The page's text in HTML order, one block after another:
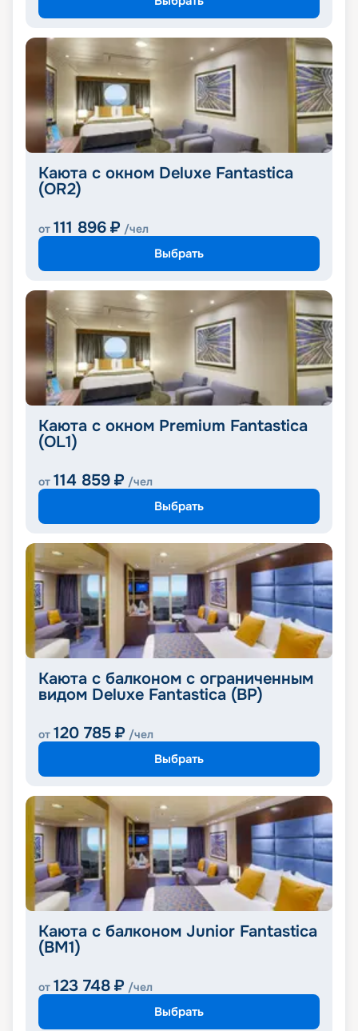
Каюта с окном Deluxe Fantastica
(OR2)
от 111 896 ₽ /чел
Выбрать
Каюта с окном Premium Fantastica
(OL1)
от 114 859 ₽ /чел
Выбрать
Каюта с балконом с ограниченным
видом Deluxe Fantastica (BP)
от 120 785 ₽ /чел
Выбрать
Каюта с балконом Junior Fantastica
(BM1)
от 123 748 ₽ /чел
Выбрать